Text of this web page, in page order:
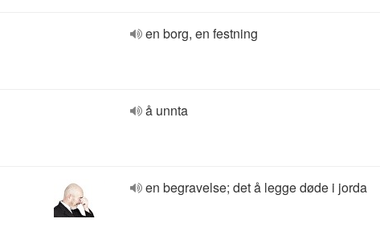
en borg, en festning
å unnta
en begravelse; det å legge døde i jorda